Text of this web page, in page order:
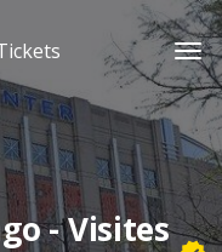
- Visites